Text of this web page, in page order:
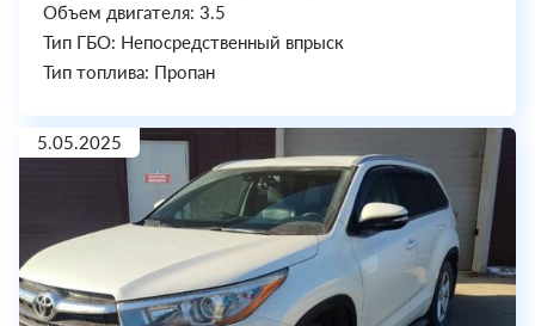
Объем двигателя: 3.5
Тип ГБО: Непосредственный впрыск
Тип топлива: Пропан
5.05.2025